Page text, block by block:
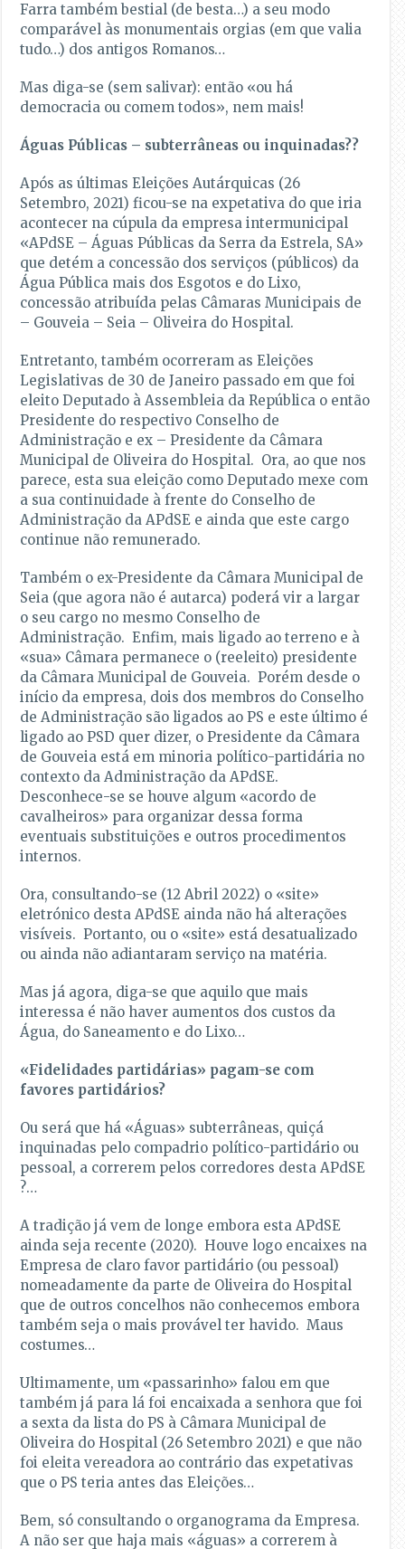
Farra também bestial (de besta…) a seu modo
comparável às monumentais orgias (em que valia
tudo…) dos antigos Romanos…
Mas diga-se (sem salivar): então «ou há
democracia ou comem todos», nem mais!
Águas Públicas – subterrâneas ou inquinadas??
Após as últimas Eleições Autárquicas (26
Setembro, 2021) ficou-se na expetativa do que iria
acontecer na cúpula da empresa intermunicipal
«APdSE – Águas Públicas da Serra da Estrela, SA»
que detém a concessão dos serviços (públicos) da
Água Pública mais dos Esgotos e do Lixo,
concessão atribuída pelas Câmaras Municipais de
– Gouveia – Seia – Oliveira do Hospital.
Entretanto, também ocorreram as Eleições
Legislativas de 30 de Janeiro passado em que foi
eleito Deputado à Assembleia da República o então
Presidente do respectivo Conselho de
Administração e ex – Presidente da Câmara
Municipal de Oliveira do Hospital. Ora, ao que nos
parece, esta sua eleição como Deputado mexe com
a sua continuidade à frente do Conselho de
Administração da APdSE e ainda que este cargo
continue não remunerado.
Também o ex-Presidente da Câmara Municipal de
Seia (que agora não é autarca) poderá vir a largar
o seu cargo no mesmo Conselho de
Administração. Enfim, mais ligado ao terreno e à
«sua» Câmara permanece o (reeleito) presidente
da Câmara Municipal de Gouveia. Porém desde o
início da empresa, dois dos membros do Conselho
de Administração são ligados ao PS e este último é
ligado ao PSD quer dizer, o Presidente da Câmara
de Gouveia está em minoria político-partidária no
contexto da Administração da APdSE.
Desconhece-se se houve algum «acordo de
cavalheiros» para organizar dessa forma
eventuais substituições e outros procedimentos
internos.
Ora, consultando-se (12 Abril 2022) o «site»
eletrónico desta APdSE ainda não há alterações
visíveis. Portanto, ou o «site» está desatualizado
ou ainda não adiantaram serviço na matéria.
Mas já agora, diga-se que aquilo que mais
interessa é não haver aumentos dos custos da
Água, do Saneamento e do Lixo…
«Fidelidades partidárias» pagam-se com
favores partidários?
Ou será que há «Águas» subterrâneas, quiçá
inquinadas pelo compadrio político-partidário ou
pessoal, a correrem pelos corredores desta APdSE
?…
A tradição já vem de longe embora esta APdSE
ainda seja recente (2020). Houve logo encaixes na
Empresa de claro favor partidário (ou pessoal)
nomeadamente da parte de Oliveira do Hospital
que de outros concelhos não conhecemos embora
também seja o mais provável ter havido. Maus
costumes…
Ultimamente, um «passarinho» falou em que
também já para lá foi encaixada a senhora que foi
a sexta da lista do PS à Câmara Municipal de
Oliveira do Hospital (26 Setembro 2021) e que não
foi eleita vereadora ao contrário das expetativas
que o PS teria antes das Eleições…
Bem, só consultando o organograma da Empresa.
A não ser que haja mais «águas» a correrem à